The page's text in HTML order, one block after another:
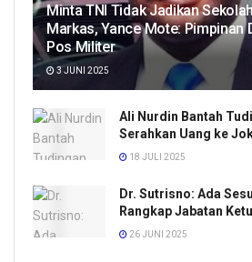
Minta TNI Tidak Jadikan
Markas, Yance Mote: Pimpinan
Pos Militer
3 JUNI 2025
Ali Nurdin Bantah
Serahkan Uang ke
18 JULI 2025
Dr. Sutrisno: Ada
Rangkap Jabatan
26 JUNI 2025